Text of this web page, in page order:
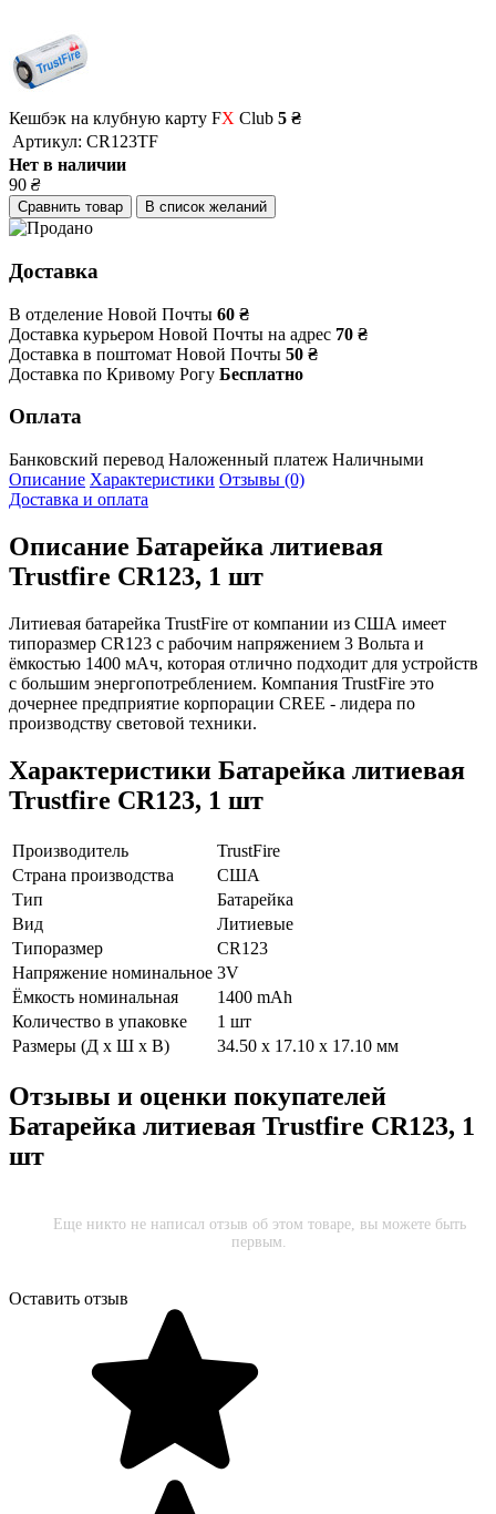
Кешбэк на клубную карту FX Club 5 ₴
Артикул: CR123TF
Нет в наличии
90 ₴
Сравнить товар В список желаний
Доставка
В отделение Новой Почты 60 ₴
Доставка курьером Новой Почты на адрес 70 ₴
Доставка в поштомат Новой Почты 50 ₴
Доставка по Кривому Рогу Бесплатно
Оплата
Банковский перевод Наложенный платеж Наличными
Описание Характеристики Отзывы (0)
Доставка и оплата
Описание Батарейка литиевая
Trustfire CR123, 1 шт
Литиевая батарейка TrustFire от компании из США имеет
типоразмер CR123 c рабочим напряжением 3 Вольта и
ёмкостью 1400 мАч, которая отлично подходит для устройств
с большим энергопотреблением. Компания TrustFire это
дочернее предприятие корпорации CREE - лидера по
производству световой техники.
Характеристики Батарейка литиевая
Trustfire CR123, 1 шт
Производитель
TrustFire
Страна производства
США
Тип
Батарейка
Вид
Литиевые
Типоразмер
CR123
Напряжение номинальное 3V
Ёмкость номинальная
1400 mAh
Количество в упаковке
1 шт
Размеры (Д х Ш х В)
34.50 x 17.10 x 17.10 мм
Отзывы и оценки покупателей
Батарейка литиевая Trustfire CR123, 1
шт
Еще никто не написал отзыв об этом товаре, вы можете быть
первым.
Оставить отзыв